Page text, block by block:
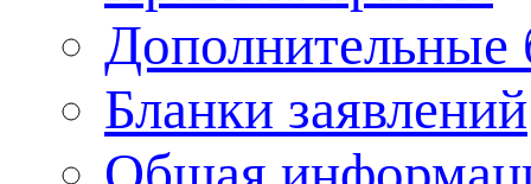
Дополнительные
Бланки заявлений